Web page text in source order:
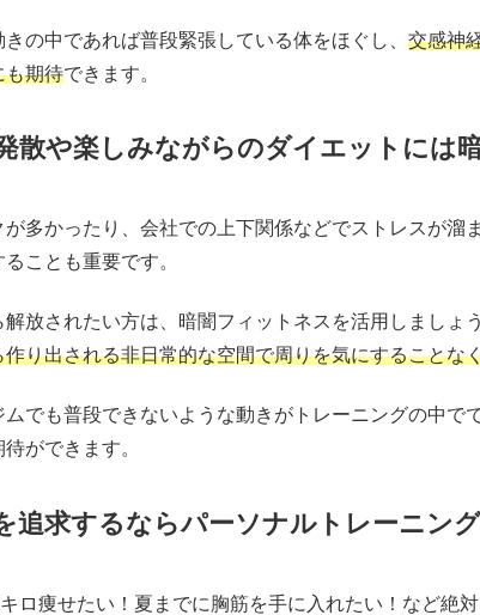
の中であれば普段緊張している体をほぐし、 交感神
も期待できます。
散や楽しみながらのダイエットには
多かったり、会社での上下関係などでストレスが溜
ことも重要です。
放されたい方は、暗闇フィットネスを活用しましょう
り出される非日常的な空間で周りを気にすることな
ムでも普段できないような動きがトレーニングの中で
ができます。
追求するならパーソナルトレーニン
ロ痩せたい！夏までに胸筋を手に入れたい！など絶